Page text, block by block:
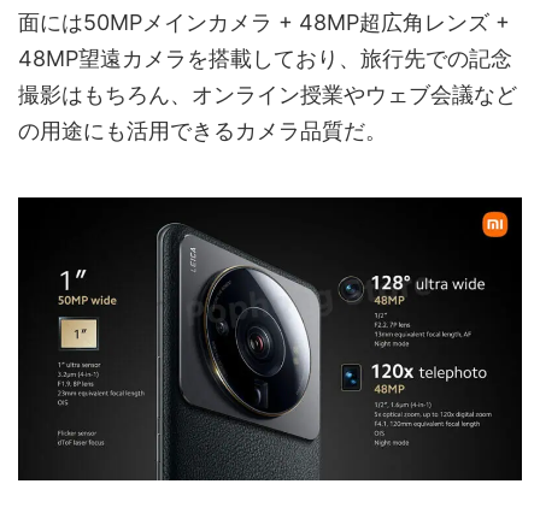
面には50MPメインカメラ + 48MP超広角レンズ +
48MP望遠カメラを搭載しており、旅行先での記念
撮影はもちろん、オンライン授業やウェブ会議など
の用途にも活用できるカメラ品質だ。